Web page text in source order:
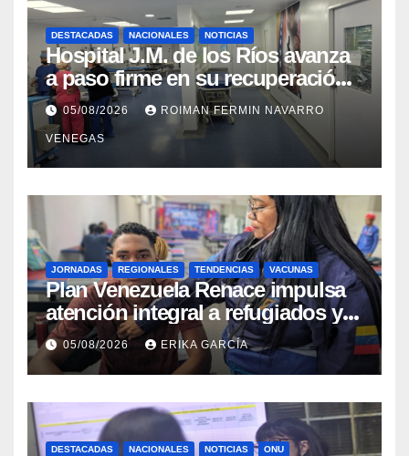
DESTACADAS NACIONALES NOTICIAS
Hospital J.M. de los Ríos avanza
a paso firme en su recuperación
tras los recientes eventos
sísmicos
05/08/2026 ROIMAN FERMIN NAVARRO
VENEGAS
JORNADAS REGIONALES TENDENCIAS VACUNAS
​Plan Venezuela Renace impulsa
atención integral a refugiados y
evaluación de vacunación en
Aragua
05/08/2026 ERIKA GARCÍA
DESTACADAS NACIONALES NOTICIAS ONU